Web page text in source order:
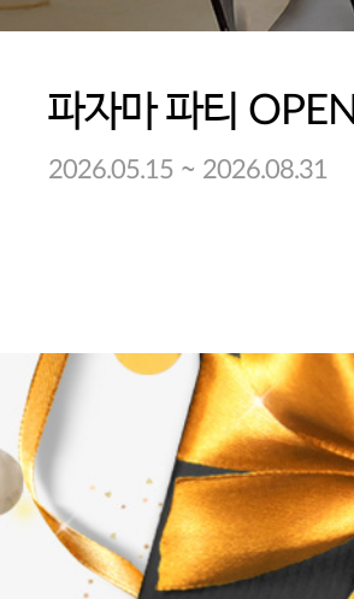
파자마 파티 OPEN
2026.05.15 ~ 2026.08.31